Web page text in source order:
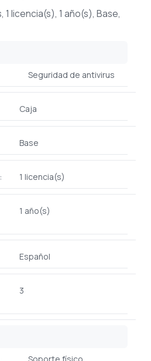
licencia(s), 1 año(s), Base,
Seguridad de antivirus
Caja
Base
1 licencia(s)
1 año(s)
Español
3